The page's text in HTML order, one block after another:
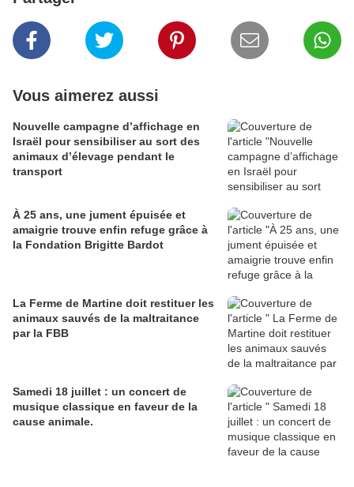
Vous aimerez aussi
Nouvelle campagne d’affichage en
Israël pour sensibiliser au sort des
animaux d’élevage pendant le
transport
À 25 ans, une jument épuisée et
amaigrie trouve enfin refuge grâce à
la Fondation Brigitte Bardot
La Ferme de Martine doit restituer les
animaux sauvés de la maltraitance
par la FBB
Samedi 18 juillet : un concert de
musique classique en faveur de la
cause animale.